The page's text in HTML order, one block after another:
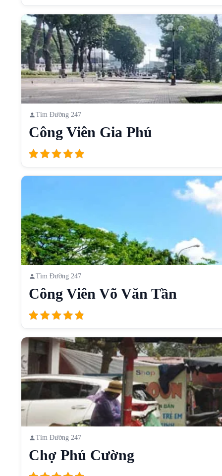
Tìm Đường 247
Công Viên Gia Phú
Tìm Đường 247
Công Viên Võ Văn Tần
Tìm Đường 247
Chợ Phú Cường